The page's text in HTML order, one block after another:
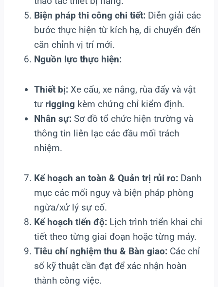
Biện pháp thi công chi tiết: Diễn giải các
bước thực hiện từ kích hạ, di chuyển đến
căn chỉnh vị trí mới.
Nguồn lực thực hiện:
Thiết bị: Xe cẩu, xe nâng, rùa đẩy và vật
tư rigging kèm chứng chỉ kiểm định.
Nhân sự: Sơ đồ tổ chức hiện trường và
thông tin liên lạc các đầu mối trách
nhiệm.
Kế hoạch an toàn & Quản trị rủi ro: Danh
mục các mối nguy và biện pháp phòng
ngừa/xử lý sự cố.
Kế hoạch tiến độ: Lịch trình triển khai chi
tiết theo từng giai đoạn hoặc từng máy.
Tiêu chí nghiệm thu & Bàn giao: Các chỉ
số kỹ thuật cần đạt để xác nhận hoàn
thành công việc.